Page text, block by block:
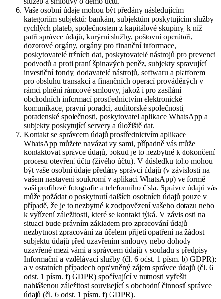
Vaše osobní údaje mohou být předány následujícím
kategoriím subjektů: bankám, subjektům poskytujícím služby
rychlých plateb, společnostem z kapitálové skupiny, k níž
patří správce údajů, kurýrní služby, poštovní operátoři,
dozorové orgány, orgány pro finanční informace,
poskytovatelé tržních dat, poskytovatelé nástrojů pro prevenci
podvodů a proti praní špinavých peněz, subjekty spravující
investiční fondy, dodavatelé nástrojů, softwaru a platforem
pro obsluhu transakcí a finančních operací prováděných v
rámci plnění rámcové smlouvy, jakož i pro zasílání
obchodních informací prostřednictvím elektronické
komunikace, právní poradci, auditorské společnosti,
poradenské společnosti, poskytovatel aplikace WhatsApp a
subjekty poskytující servery a úložiště dat.
Kontakt se správcem údajů prostřednictvím aplikace
WhatsApp můžete navázat vy sami, případně vás může
kontaktovat správce údajů, pokud je to nezbytné k dokončení
procesu otevření účtu (živého účtu). V důsledku toho mohou
být vaše osobní údaje předány správci údajů (v závislosti na
vašem nastavení soukromí v aplikaci WhatsApp) ve formě
vaší profilové fotografie a telefonního čísla. Správce údajů vás
může požádat o poskytnutí dalších osobních údajů pouze v
případě, že je to nezbytné k zodpovězení vašeho dotazu nebo
k vyřízení záležitosti, které se kontakt týká. V závislosti na
situaci bude právním základem pro zpracování údajů
nezbytnost zpracování za účelem přijetí opatření na žádost
subjektu údajů před uzavřením smlouvy nebo dohody
uzavřené mezi vámi a správcem údajů v souladu s předpisy
Informační a vzdělávací služby (čl. 6 odst. 1 písm. b) GDPR);
a v ostatních případech oprávněný zájem správce údajů (čl. 6
odst. 1 písm. f) GDPR) spočívající v nutnosti vyřešit
nahlášenou záležitost související s obchodní činností správce
údajů (čl. 6 odst. 1 písm. f) GDPR).